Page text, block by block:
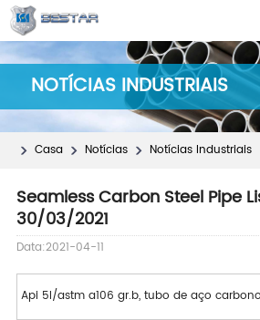
NOTÍCIAS INDUSTRIAIS
Casa Notícias Notícias Industriais
Seamless Carbon Steel Pipe
30/03/2021
Data:2021-04-11
Api 5l/astm a106 gr.b, tubo de aço